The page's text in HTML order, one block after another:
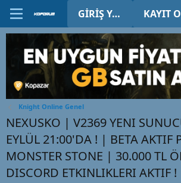
GIRIŞ YAP KAYIT
Knight Online Genel
NEXUSKO | V2369 YENI
EYLÜL 21:00'DA ! | BETA AKTIF
MONSTER STONE | 30.000 TL
DISCORD ETKINLIKLERI AKTIF !